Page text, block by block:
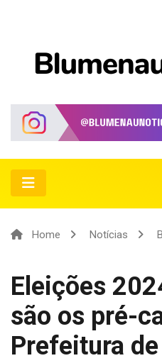
Home Notícias
Eleições
são os pré-
Prefeitura